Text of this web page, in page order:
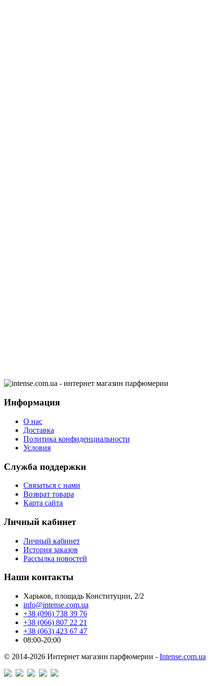
Информация
О нас
Доставка
Политика конфиденциальности
Условия
Служба поддержки
Связаться с нами
Возврат товара
Карта сайта
Личный кабинет
Личный кабинет
История заказов
Рассылка новостей
Наши контакты
Харьков, площадь Конституции, 2/2
info@intense.com.ua
+38 (096) 738 39 76
+38 (066) 807 22 21
+38 (063) 423 67 47
08:00-20:00
© 2014-2026 Интернет магазин парфюмерии - Intense.com.ua